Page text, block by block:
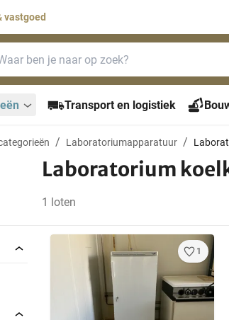
vastgoed
Transport en logistiek
Laboratoriumapparatuur
Laboratorium
1 loten
1